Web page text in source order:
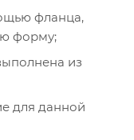
фланца,
форму;
из
для данной